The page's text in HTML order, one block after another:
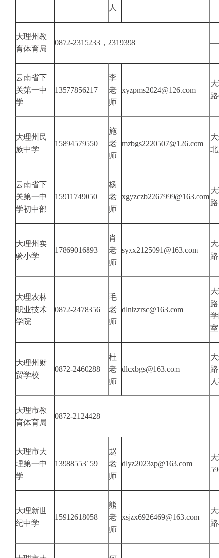
人
大理州教
育体育局
0872-2315233，2319398
云南省下
关第一中
学
13577856217
李
老
师
xyzpms2024@126.com
大理州民
族中学
15894579550
施
老
师
mzbgs2220507@126.com
云南省下
关第一中
学初中部
15911749050
杨
老
师
xgyzczb2267999@163.com
大理州实
验小学
17869016893
肖
老
师
syxx2125091@163.com
大理农林
职业技术
学院
0872-2478356
毛
老
师
dlnlzzrsc@163.com
大理州财
贸学校
0872-2460288
杜
老
师
dlcxbgs@163.com
大理市教
育体育局
0872-2124428
大理市大
理第一中
学
13988553159
赵
老
师
dlyz2023zp@163.com
大理新世
纪中学
15912618058
熊
老
师
xsjzx6926469@163.com